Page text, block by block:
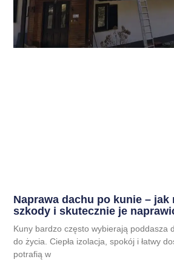
Naprawa dachu po kunie – jak
szkody i skutecznie je
Kuny bardzo często wybierają poddasza
do życia. Ciepła izolacja, spokój i łatwy
potrafią w